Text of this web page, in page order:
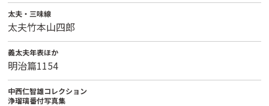
太夫・三味線
太夫竹本山四郎
義太夫年表ほか
明治篇1154
中西仁智雄コレクション
浄瑠璃番付写真集